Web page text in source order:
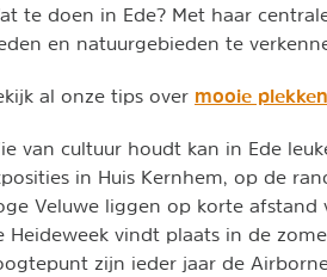
te doen in Ede? Met haar
en natuurgebieden te
al onze tips over mooie
van cultuur houdt kan in Ede
in Huis Kernhem, op de
Veluwe liggen op korte afstand
Heideweek vindt plaats in de
zijn ieder jaar de